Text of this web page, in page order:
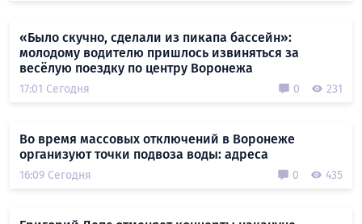
«Было скучно, сделали из пикапа бассейн»:
молодому водителю пришлось извиняться за
весёлую поездку по центру Воронежа
17:01 Сегодня 0 231
Во время массовых отключений в Воронеже
организуют точки подвоза воды: адреса
16:09 Сегодня 0 435